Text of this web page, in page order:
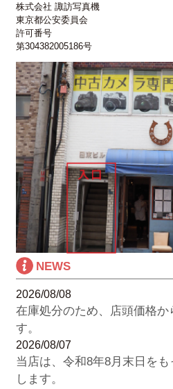
株式会社 諏訪写真機
東京都公安委員会
許可番号
第304382005186号
NEWS
2026/08/08
在庫処分のため、店頭価格か
す。
2026/08/07
当店は、令和8年8月末日を
します。